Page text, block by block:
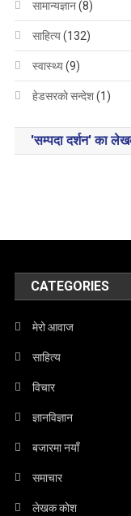
सामान्यज्ञान(8)
साहित्य(132)
स्वास्थ्य(9)
हेडसरकाे सन्देश(1)
'सम्पदा दर्शन' का
CATEGORIES
मेरो आवाज
साहित्य
विचार
ज्ञानविज्ञान
बजारमा नयाँ
समाचार
लेखक कोश